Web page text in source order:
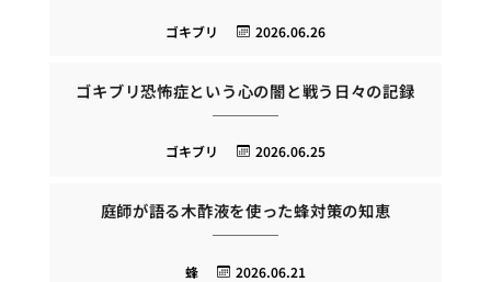
2026.06.26
ゴキブリ
ゴキブリ恐怖症という心の闇と戦う日々の記録
2026.06.25
ゴキブリ
庭師が語る木酢液を使った蜂対策の知恵
2026.06.21
蜂